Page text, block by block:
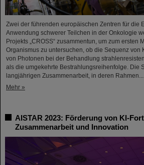
Zwei der führenden europäischen Zentren für die
Anwendung schwerer Teilchen in der Onkologie
Projekts „CROSS“ zusammentun, um zum ersten
Organismus zu untersuchen, ob die Sequenz von
von Photonen bei der Behandlung
als die umgekehrte Bestrahlungsreihenfolge. Die
langjährigen Zusammenarbeit, in deren
Mehr »
AISTAR 2023: Förderung von KI-
Zusammenarbeit und Innovation